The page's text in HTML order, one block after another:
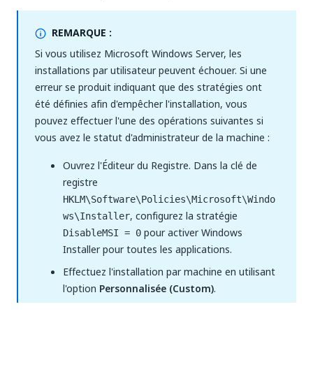
REMARQUE :
Si vous utilisez Microsoft Windows Server, les
installations par utilisateur peuvent échouer. Si une
erreur se produit indiquant que des stratégies ont
été définies afin d'empêcher l'installation, vous
pouvez effectuer l'une des opérations suivantes si
vous avez le statut d'administrateur de la machine :
Ouvrez l'Éditeur du Registre. Dans la clé de
registre
HKLM\Software\Policies\Microsoft\Windo
ws\Installer, configurez la stratégie
DisableMSI = 0 pour activer Windows
Installer pour toutes les applications.
Effectuez l'installation par machine en utilisant
l'option Personnalisée (Custom).